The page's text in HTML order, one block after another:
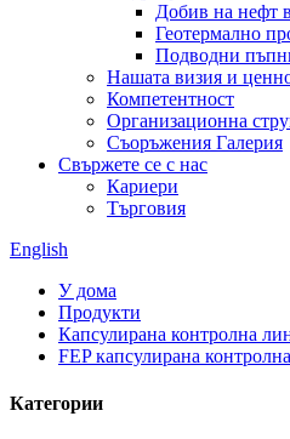
Добив на нефт
Геотермално
Подводни
Нашата визия и
Компетентност
Организационна
Съоръжения Галерия
Свържете се с нас
Кариери
Търговия
English
У дома
Продукти
Капсулирана контролна
FEP капсулирана
Категории